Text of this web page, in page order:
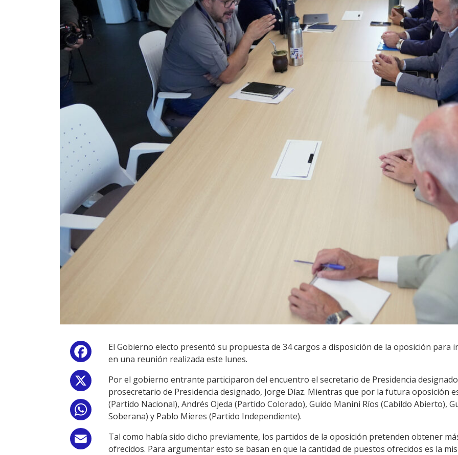
Facebook
WhatsApp
Email
El Gobierno electo presentó su propuesta de 34 cargos a disposición de la oposición para
en una reunión realizada este lunes.
Por el gobierno entrante participaron del encuentro el secretario de Presidencia
prosecretario de Presidencia designado, Jorge Díaz. Mientras que por la futura oposición
(Partido Nacional), Andrés Ojeda (Partido Colorado), Guido Manini Ríos (Cabildo Abierto),
Soberana) y Pablo Mieres (Partido Independiente).
Tal como había sido dicho previamente, los partidos de la oposición pretenden obtener
ofrecidos. Para argumentar esto se basan en que la cantidad de puestos ofrecidos es la